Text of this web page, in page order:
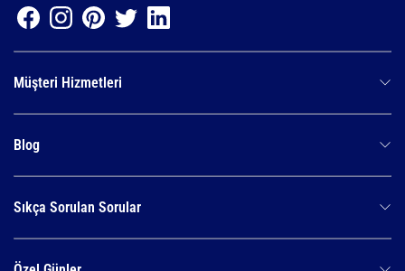
Müşteri Hizmetleri
Blog
Sıkça Sorulan Sorular